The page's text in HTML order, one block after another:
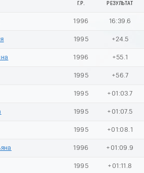
Г.Р. РЕЗУЛЬТАТ
1996 16:39.6
1995 +24.5
1996 +55.1
1995 +56.7
1995 +01:03.7
1995 +01:07.5
1995 +01:08.1
1996 +01:09.9
1995 +01:11.8